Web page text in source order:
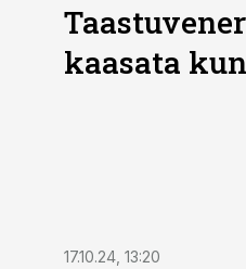
kaasata
17.10.24, 13:20